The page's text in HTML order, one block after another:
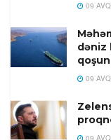
09
dəniz
09
09